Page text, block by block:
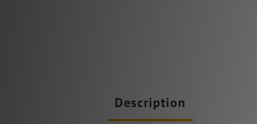
Description